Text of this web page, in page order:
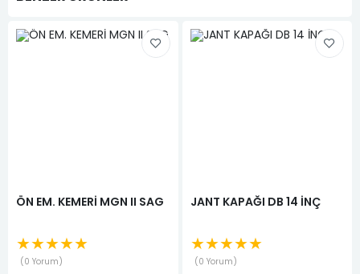
ÖN EM. KEMERİ MGN II SAG
★★★★★
0 Yorum
JANT KAPAĞI DB 14 İNÇ
★★★★★
0 Yorum